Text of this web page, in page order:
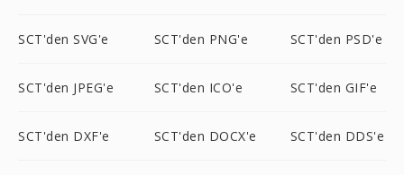
SCT'den SVG'e SCT'den PNG'e SCT'den PSD'e
SCT'den JPEG'e SCT'den ICO'e SCT'den GIF'e
SCT'den DXF'e SCT'den DOCX'e SCT'den DDS'e